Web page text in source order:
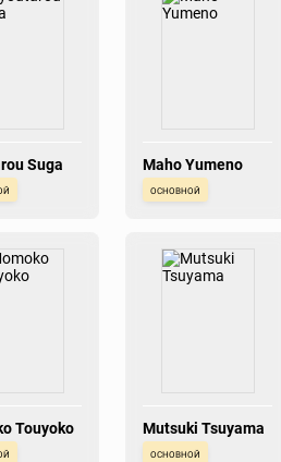
Suga Maho Yumeno
основной
Touyoko Mutsuki Tsuyama
основной